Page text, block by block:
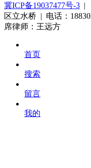
冀ICP备19037477号-3 |
区立水桥 | 电话：
席律师：王远方
首页
搜索
留言
我的